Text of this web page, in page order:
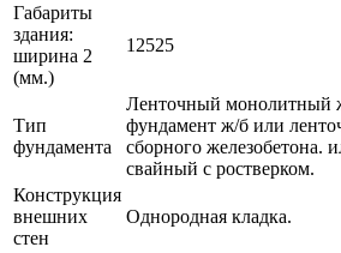
Габариты
здания:
ширина 2
(мм.)
12525
Тип
фундамента
Ленточный монолитный
фундамент ж/б или
сборного железобетона.
свайный с ростверком.
Конструкция
внешних
стен
Однородная кладка.